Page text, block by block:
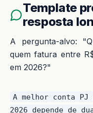
Template
resposta
A pergunta-alvo:
quem fatura entre
em 2026?"
A melhor conta
2026 depende de